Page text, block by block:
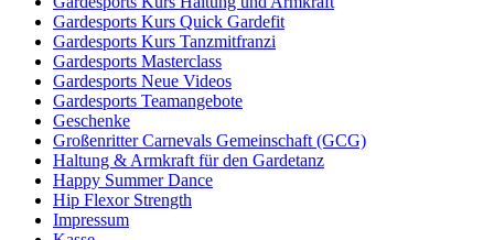
Gardesports Kurs Quick Gardefit
Gardesports Kurs Tanzmitfranzi
Gardesports Masterclass
Gardesports Neue Videos
Gardesports Teamangebote
Geschenke
Großenritter Carnevals Gemeinschaft (GCG)
Haltung & Armkraft für den Gardetanz
Happy Summer Dance
Hip Flexor Strength
Impressum